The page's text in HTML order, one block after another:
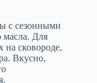
с сезонными
Для
на сковороде,
Вкусно,